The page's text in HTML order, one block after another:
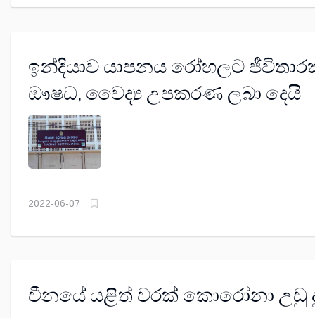
ඉන්දියාව යාපනය රෝහලට
ඖෂධ, වෛද්‍ය උපකරණ ලබා දෙයි
2022-06-07
චීනයේ යළිත් වරක් කොරෝනා උඩු